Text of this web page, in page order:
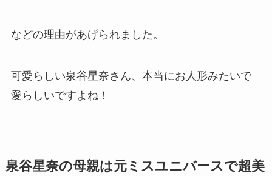
などの理由があげられました。
可愛らしい泉谷星奈さん、本当にお人形みたいで
愛らしいですよね！
泉谷星奈の母親は元ミスユニバースで超美